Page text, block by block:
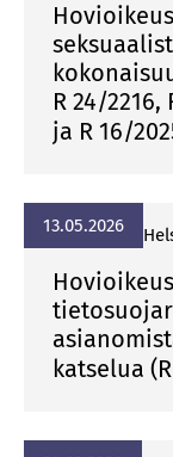
R 24/2216,
ja R 16/
13.05.2026
katselua